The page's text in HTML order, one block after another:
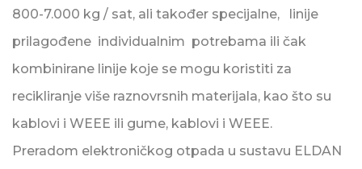
800-7.000 kg / sat, ali također specijalne, linije
prilagođene individualnim potrebama ili čak
kombinirane linije koje se mogu koristiti za
recikliranje više raznovrsnih materijala, kao što su
kablovi i WEEE ili gume, kablovi i WEEE.
Preradom elektroničkog otpada u sustavu ELDAN